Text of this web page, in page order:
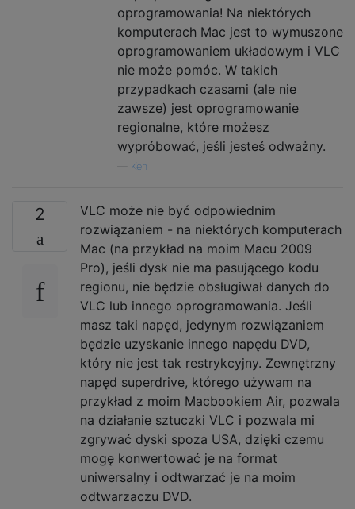
oprogramowania! Na niektórych
komputerach Mac jest to wymuszone
oprogramowaniem układowym i VLC
nie może pomóc. W takich
przypadkach czasami (ale nie
zawsze) jest oprogramowanie
regionalne, które możesz
wypróbować, jeśli jesteś odważny.
Ken
2
VLC może nie być odpowiednim
rozwiązaniem - na niektórych komputerach
Mac (na przykład na moim Macu 2009
Pro), jeśli dysk nie ma pasującego kodu
regionu, nie będzie obsługiwał danych do
VLC lub innego oprogramowania. Jeśli
masz taki napęd, jedynym rozwiązaniem
będzie uzyskanie innego napędu DVD,
który nie jest tak restrykcyjny. Zewnętrzny
napęd superdrive, którego używam na
przykład z moim Macbookiem Air, pozwala
na działanie sztuczki VLC i pozwala mi
zgrywać dyski spoza USA, dzięki czemu
mogę konwertować je na format
uniwersalny i odtwarzać je na moim
odtwarzaczu DVD.